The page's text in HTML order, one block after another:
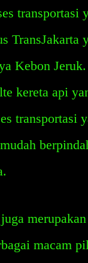
Kebon
kereta api
transportasi
macam